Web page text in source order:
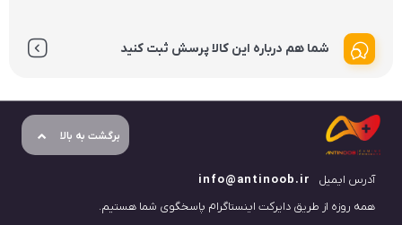
شما هم درباره این کالا پرسش ثبت کنید
برگشت به بالا
آدرس ایمیل
info@antinoob.ir
همه روزه از طریق دایرکت اینستاگرام پاسخگوی شما هستیم.